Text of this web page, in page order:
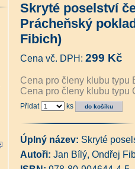
Prácheňský poklad - S
Moudrý rabi z Rabí -
Příběhy ze Zlaté stezky
Cesty k Šumavě (Ondřej
Sušické pověsti (Jana
Začarovaná Šumava (Hans
Šumava tajemná - Po
Šumavská strašidla (Petr
Slovníček šumavských
Strašidla na Kašperku -
Za pověstmi Šumavy (Ondřej
Tajemství šumavských
Tajemství šumavských
Příběhy ze Šumavy v
Skryté poselství
Prácheňský
Fibich)
Cena vč. DPH: 299 Kč
Cena pro členy klubu typu
Cena pro členy klubu typu
Přidat ks
Úplný název: Skryté
Autoři: Jan Bílý, Ondřej